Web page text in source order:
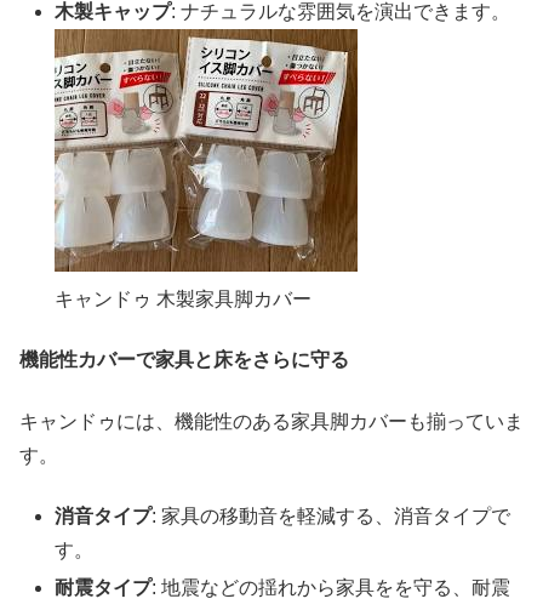
木製キャップ: ナチュラルな雰囲気を演出できます。
キャンドゥ 木製家具脚カバー
機能性カバーで家具と床をさらに守る
キャンドゥには、機能性のある家具脚カバーも揃っていま
す。
消音タイプ: 家具の移動音を軽減する、消音タイプで
す。
耐震タイプ: 地震などの揺れから家具をを守る、耐震